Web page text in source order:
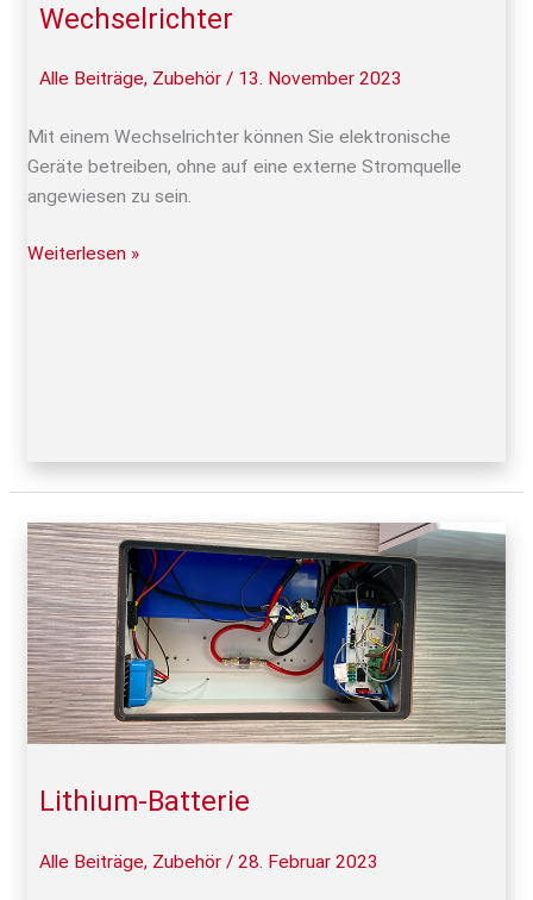
Wechselrichter
Alle Beiträge, Zubehör / 13. November 2023
Mit einem Wechselrichter können Sie elektronische
Geräte betreiben, ohne auf eine externe Stromquelle
angewiesen zu sein.
Weiterlesen »
Lithium-Batterie
Alle Beiträge, Zubehör /28. Februar 2023
Lithium-
Batterie